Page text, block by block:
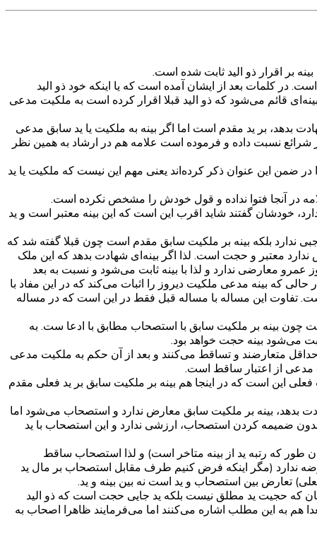
بر اقرار ذو الید ثابت شده است.
در کلمات بعد از ایشان آمده است که یا اینکه خود ذو الید
قائم می‌شود که ذو الید قبلا اقرار کرده است به ملکیت مدعی
بدهد، بر ید مقدم است اما اگر بینه به ملکیت یا ید سابق مدعی
نسبت داده و فرموده است علامه هم در ارشاد به همین نظر
در ضمن این عنوان ذکر کرده‌اند یعنی مهم این نیست که ملکیت یا ید
در آنجا فتوا نداده و قول خودش را مشخص نکرده است.
خودشان گفتند شاید اقرب این است که این بینه معتبر است و ید
ندارد بلکه بینه بر ملکیت سابق مقدم است چون قبلا گفته شد که
ندارد معتبر و حجت است. لذا اگر بینه‌ای شهادت بدهد که این ملک
عمرو معارضی ندارد و لذا با بینه ثابت می‌شود و نسبت به بعد
که بینه مدعی ملکیت دیروز را اثبات می‌کند که در این مفاد با
تفاوت این مساله با مساله قبل فقط در این است که در مساله
چون بینه بر ملکیت سابق با استصحاب مطابق با ادعا ست. به
می‌شود بینه حجت خواهد بود.
متعارضند و تساقط می‌کنند و بعد از آن حکم به ملکیت مدعی
مدعی از اعتبار ساقط است.
این است که در اینجا هم بینه بر ملکیت سابق بر ید فعلی مقدم
بدهد، بینه بر ملکیت سابق معارض ندارد و استصحاب می‌شود اما
ضمیمه کردن استصحاب، ارزشی ندارد و این استصحاب با ید
که رتبه ید از بینه متاخر است) و لذا استصحاب ساقط
ندارد (مگر اینکه فرض کنیم طرف مقابل استصحاب بر مال ید
تعارض بین استصحاب و ید است نه بین بینه و ید.
که حجیت ید مطلق نیست بلکه ید جایی حجت است که ذو الید
هم به این مطلب اشاره می‌کنند اما می‌فرمایند ظاهرا اصحاب به